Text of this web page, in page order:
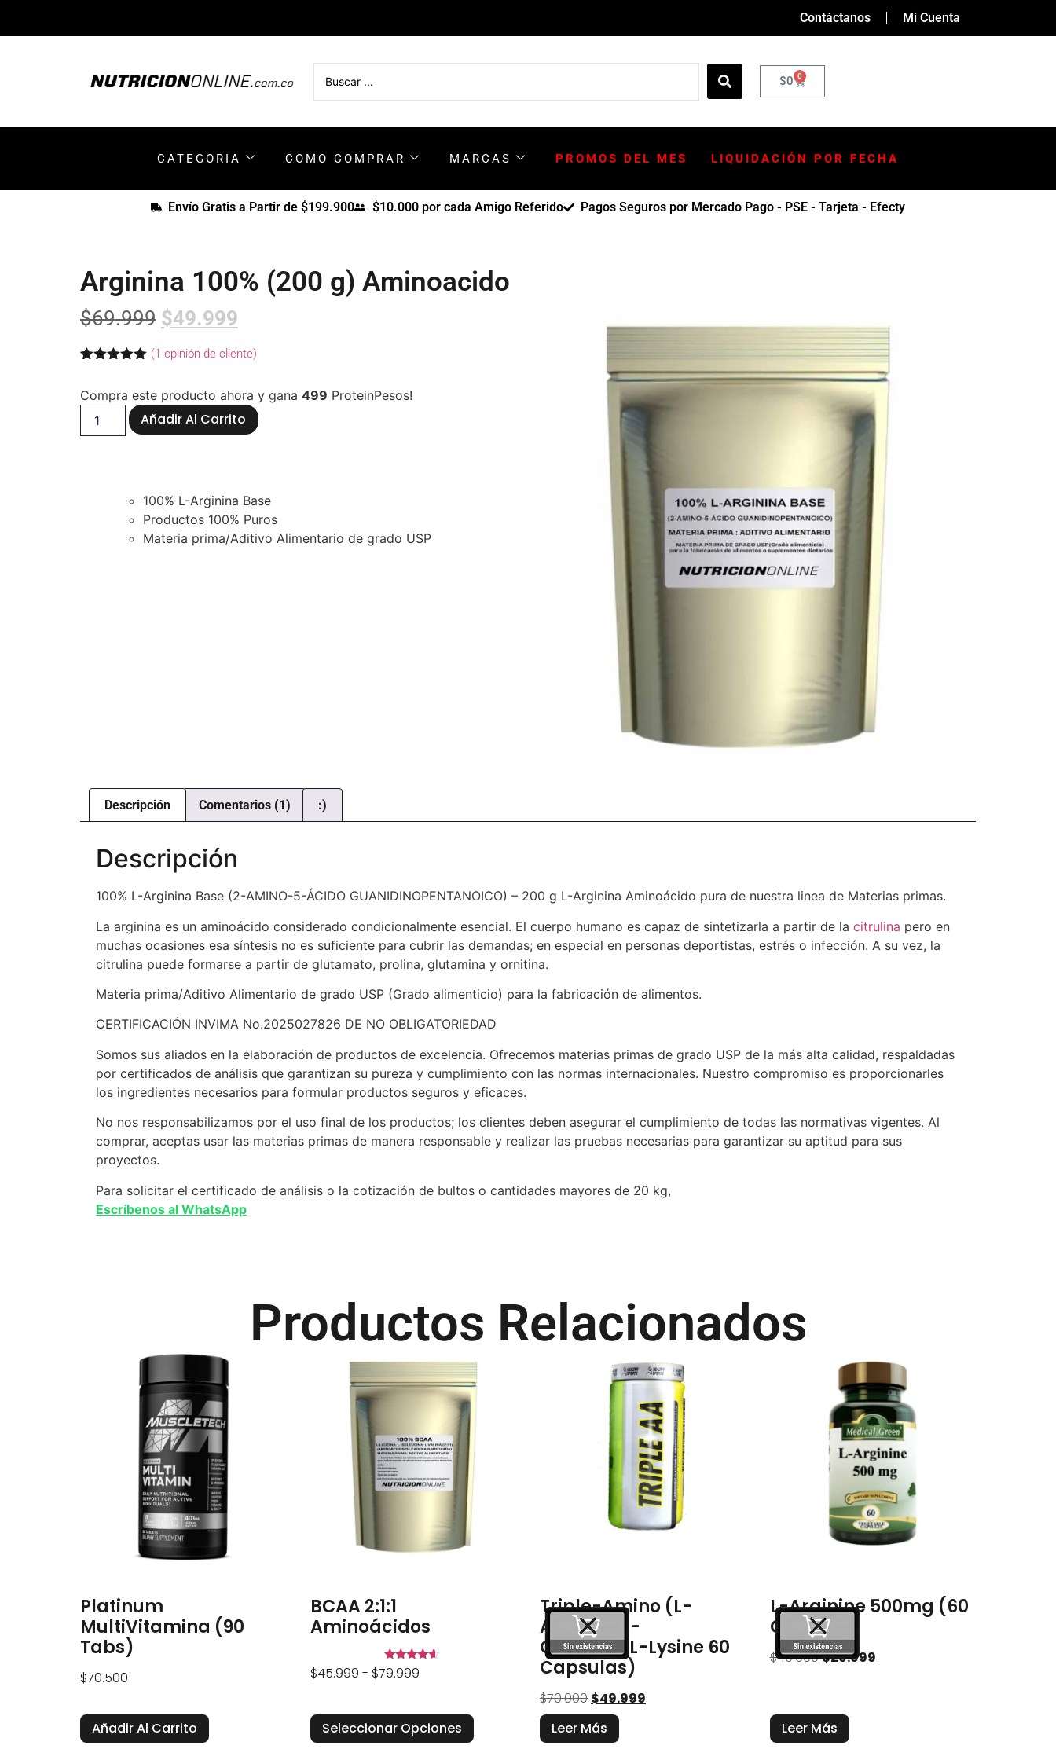
Contáctanos Mi Cuenta
$0 0
CATEGORIA COMO COMPRAR MARCAS PROMOS DEL MES LIQUIDACIÓN POR FECHA
Envío Gratis a Partir de $199.900 $10.000 por cada Amigo Referido Pagos Seguros por Mercado Pago - PSE - Tarjeta - Efecty
Arginina 100% (200 g) Aminoacido
$69.999 $49.999
5 en base
avaloración
de un
cliente
(1 opinión de cliente)
Compra este producto ahora y gana 499 ProteinPesos!
Añadir Al Carrito
100% L-Arginina Base
Productos 100% Puros
Materia prima/Aditivo Alimentario de grado USP
Descripción Comentarios (1) :)
Descripción
100% L-Arginina Base (2-AMINO-5-ÁCIDO GUANIDINOPENTANOICO) – 200 g L-Arginina Aminoácido pura de nuestra linea de Materias primas.
La arginina es un aminoácido considerado condicionalmente esencial. El cuerpo humano es capaz de sintetizarla a partir de la citrulina pero en
muchas ocasiones esa síntesis no es suficiente para cubrir las demandas; en especial en personas deportistas, estrés o infección. A su vez, la
citrulina puede formarse a partir de glutamato, prolina, glutamina y ornitina.
Materia prima/Aditivo Alimentario de grado USP (Grado alimenticio) para la fabricación de alimentos.
CERTIFICACIÓN INVIMA No.2025027826 DE NO OBLIGATORIEDAD
Somos sus aliados en la elaboración de productos de excelencia. Ofrecemos materias primas de grado USP de la más alta calidad, respaldadas
por certificados de análisis que garantizan su pureza y cumplimiento con las normas internacionales. Nuestro compromiso es proporcionarles
los ingredientes necesarios para formular productos seguros y eficaces.
No nos responsabilizamos por el uso final de los productos; los clientes deben asegurar el cumplimiento de todas las normativas vigentes. Al
comprar, aceptas usar las materias primas de manera responsable y realizar las pruebas necesarias para garantizar su aptitud para sus
proyectos.
Para solicitar el certificado de análisis o la cotización de bultos o cantidades mayores de 20 kg,
Escríbenos al WhatsApp
Productos Relacionados
Platinum
MultiVitamina (90
Tabs)
$70.500
Añadir Al Carrito
BCAA 2:1:1
Aminoácidos
Valorado
en
$45.999 - $79.999
Seleccionar Opciones
Triple-Amino (L-
Arginine,L-
Ornithine,L-Lysine 60
Capsulas)
$70.000 $49.999
Leer Más
L-Arginine 500mg (60
Caps)
$49.900$29.999
Leer Más